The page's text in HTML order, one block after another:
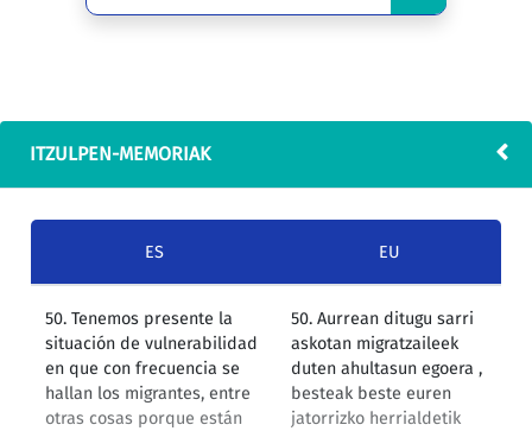
ITZULPEN-MEMORIAK
ES EU
50. Tenemos presente la
situación de vulnerabilidad
en que con frecuencia se
hallan los migrantes, entre
otras cosas porque están
50. Aurrean ditugu sarri
askotan migratzaileek
duten ahultasun egoera ,
besteak beste euren
jatorrizko herrialdetik